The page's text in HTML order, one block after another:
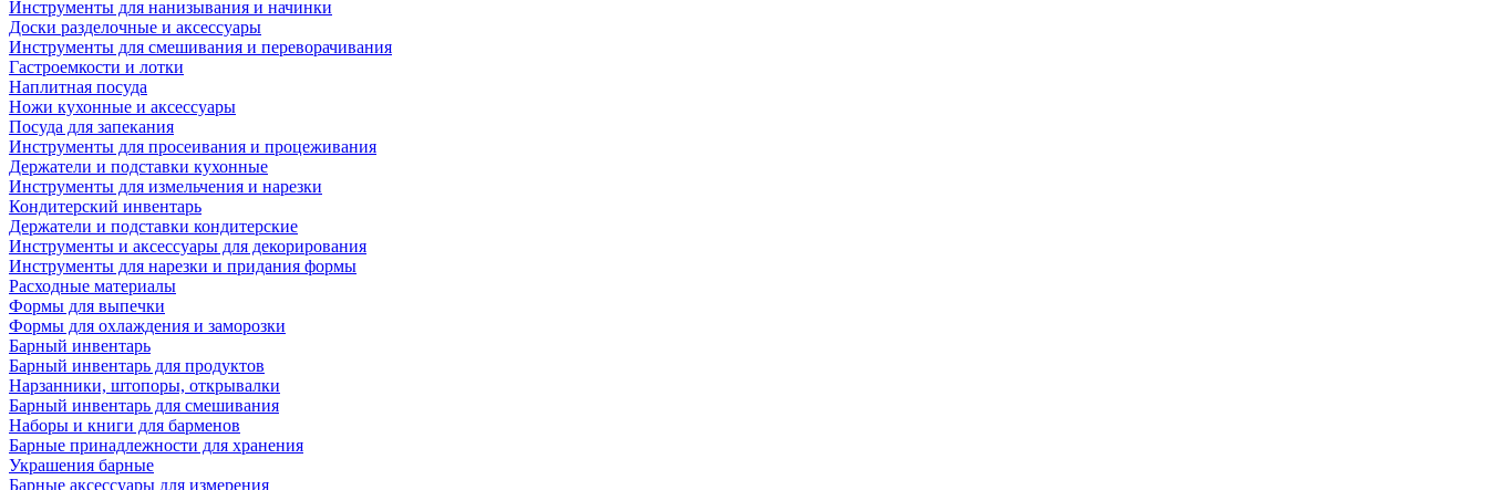
Инструменты для нанизывания и начинки
Доски разделочные и аксессуары
Инструменты для смешивания и переворачивания
Гастроемкости и лотки
Наплитная посуда
Ножи кухонные и аксессуары
Посуда для запекания
Инструменты для просеивания и процеживания
Держатели и подставки кухонные
Инструменты для измельчения и нарезки
Кондитерский инвентарь
Держатели и подставки кондитерские
Инструменты и аксессуары для декорирования
Инструменты для нарезки и придания формы
Расходные материалы
Формы для выпечки
Формы для охлаждения и заморозки
Барный инвентарь
Барный инвентарь для продуктов
Нарзанники, штопоры, открывалки
Барный инвентарь для смешивания
Наборы и книги для барменов
Барные принадлежности для хранения
Украшения барные
Барные аксессуары для измерения